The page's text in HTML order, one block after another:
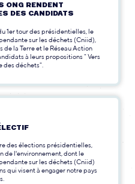
ONG RENDENT
DES CANDIDATS
1er tour des présidentielles, le
sur les déchets (Cniid),
de la Terre et le Réseau Action
à leurs propositions " Vers
des déchets".
des élections présidentielles,
de l'environnement, dont le
sur les déchets (Cniid)
qui visent à engager notre pays